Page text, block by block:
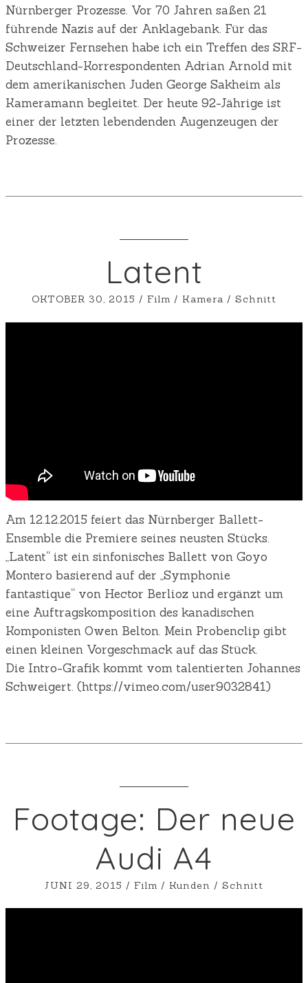
Nürnberger Prozesse. Vor 70 Jahren saßen 21
führende Nazis auf der Anklagebank. Für das
Schweizer Fernsehen habe ich ein Treffen des SRF-
Deutschland-Korrespondenten Adrian Arnold mit
dem amerikanischen Juden George Sakheim als
Kameramann begleitet. Der heute 92-Jährige ist
einer der letzten lebendenden Augenzeugen der
Prozesse.
Latent
OKTOBER 30, 2015 / Film / Kamera / Schnitt
Am 12.12.2015 feiert das Nürnberger Ballett-
Ensemble die Premiere seines neusten Stücks.
„Latent“ ist ein sinfonisches Ballett von Goyo
Montero basierend auf der „Symphonie
fantastique“ von Hector Berlioz und ergänzt um
eine Auftragskomposition des kanadischen
Komponisten Owen Belton. Mein Probenclip gibt
einen kleinen Vorgeschmack auf das Stück.
Die Intro-Grafik kommt vom talentierten Johannes
Schweigert. (https://vimeo.com/user9032841)
Footage: Der neue
Audi A4
JUNI 29, 2015 / Film / Kunden / Schnitt